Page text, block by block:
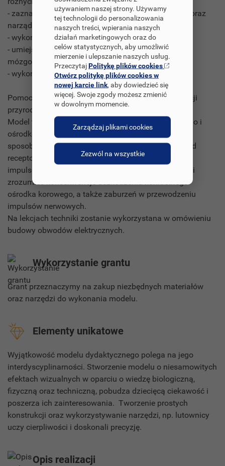
- zaznaczenie na modelu części układu nerwowego oraz
narządów zmysłów;
- wykonanie wszelkich pomiarów przewodu;
- umiejscowienie diod w konkretnym miejscu kory
mózgowej;
- wykonanie obwodu elektrycznego.
Pomoc dydaktyczna będzie wykorzystywana na lekcji
przyrody, biologii oraz techniki.
Model ten pomoże przedstawić budowę obwodowego i
ośrodkowego układu nerwowego, ułatwi wyjaśnienie
sposobu funkcjonowania mózgu, wskazanie drogi od
receptora do ośrodka korowego oraz przekazywania
impulsów nerwowych. Pomoc dydaktyczna umożliwi
zrozumieć konsekwencje uszkodzenia konkretnego
ośrodka korowego, a także zaburzeń w przewodzeniu
impulsów nerwowych.
Na lekcjach techniki zostanie wykorzystana w omówieniu
budowy obwodów elektrycznych.
Wykorzystanie grantu
Grant przeznaczymy na zakup niezbędnych materiałów
oraz narzędzi do wykonania modelu.
Elementy unikatowe
Wyjątkowość modelu dydaktycznego polega na jego
interdyscyplinarności. Stworzenie modelu o niesamowitych
efektach wizualnych w oparciu o wiedzę biologiczną,
fizyczną oraz techniczną, pobudza dziecięcą ciekawość i
poszerza ich zainteresowania. Tworzenie prostych
konstrukcji oraz wykorzystywanie narzędzi, np. lutownicy
uczy cierpliwości i doskonali precyzję.
Opis realizacji
używaniem naszej strony. Używamy
tej technologii do personalizowania
naszych treści, wpierania naszych
działań marketingowych oraz do
celów statystycznych, aby umożliwić
mierzenie i ulepszanie naszych usług.
PrzeczytajPolitykę plików cookies
Otwórz politykę plików cookies w
nowej karcie link , aby dowiedzieć się
więcej. Swoje zgody możesz zmienić
w dowolnym momencie.
Zarządzaj plikami cookies
Zezwól na wszystkie